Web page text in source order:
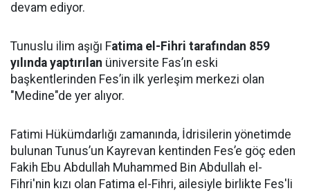
devam ediyor.
Tunuslu ilim aşığı Fatima el-Fihri tarafından 859
yılında yaptırılan üniversite Fas’ın eski
başkentlerinden Fes’in ilk yerleşim merkezi olan
"Medine"de yer alıyor.
Fatimi Hükümdarlığı zamanında, İdrisilerin yönetimde
bulunan Tunus’un Kayrevan kentinden Fes’e göç eden
Fakih Ebu Abdullah Muhammed Bin Abdullah el-
Fihri'nin kızı olan Fatima el-Fihri, ailesiyle birlikte Fes'li